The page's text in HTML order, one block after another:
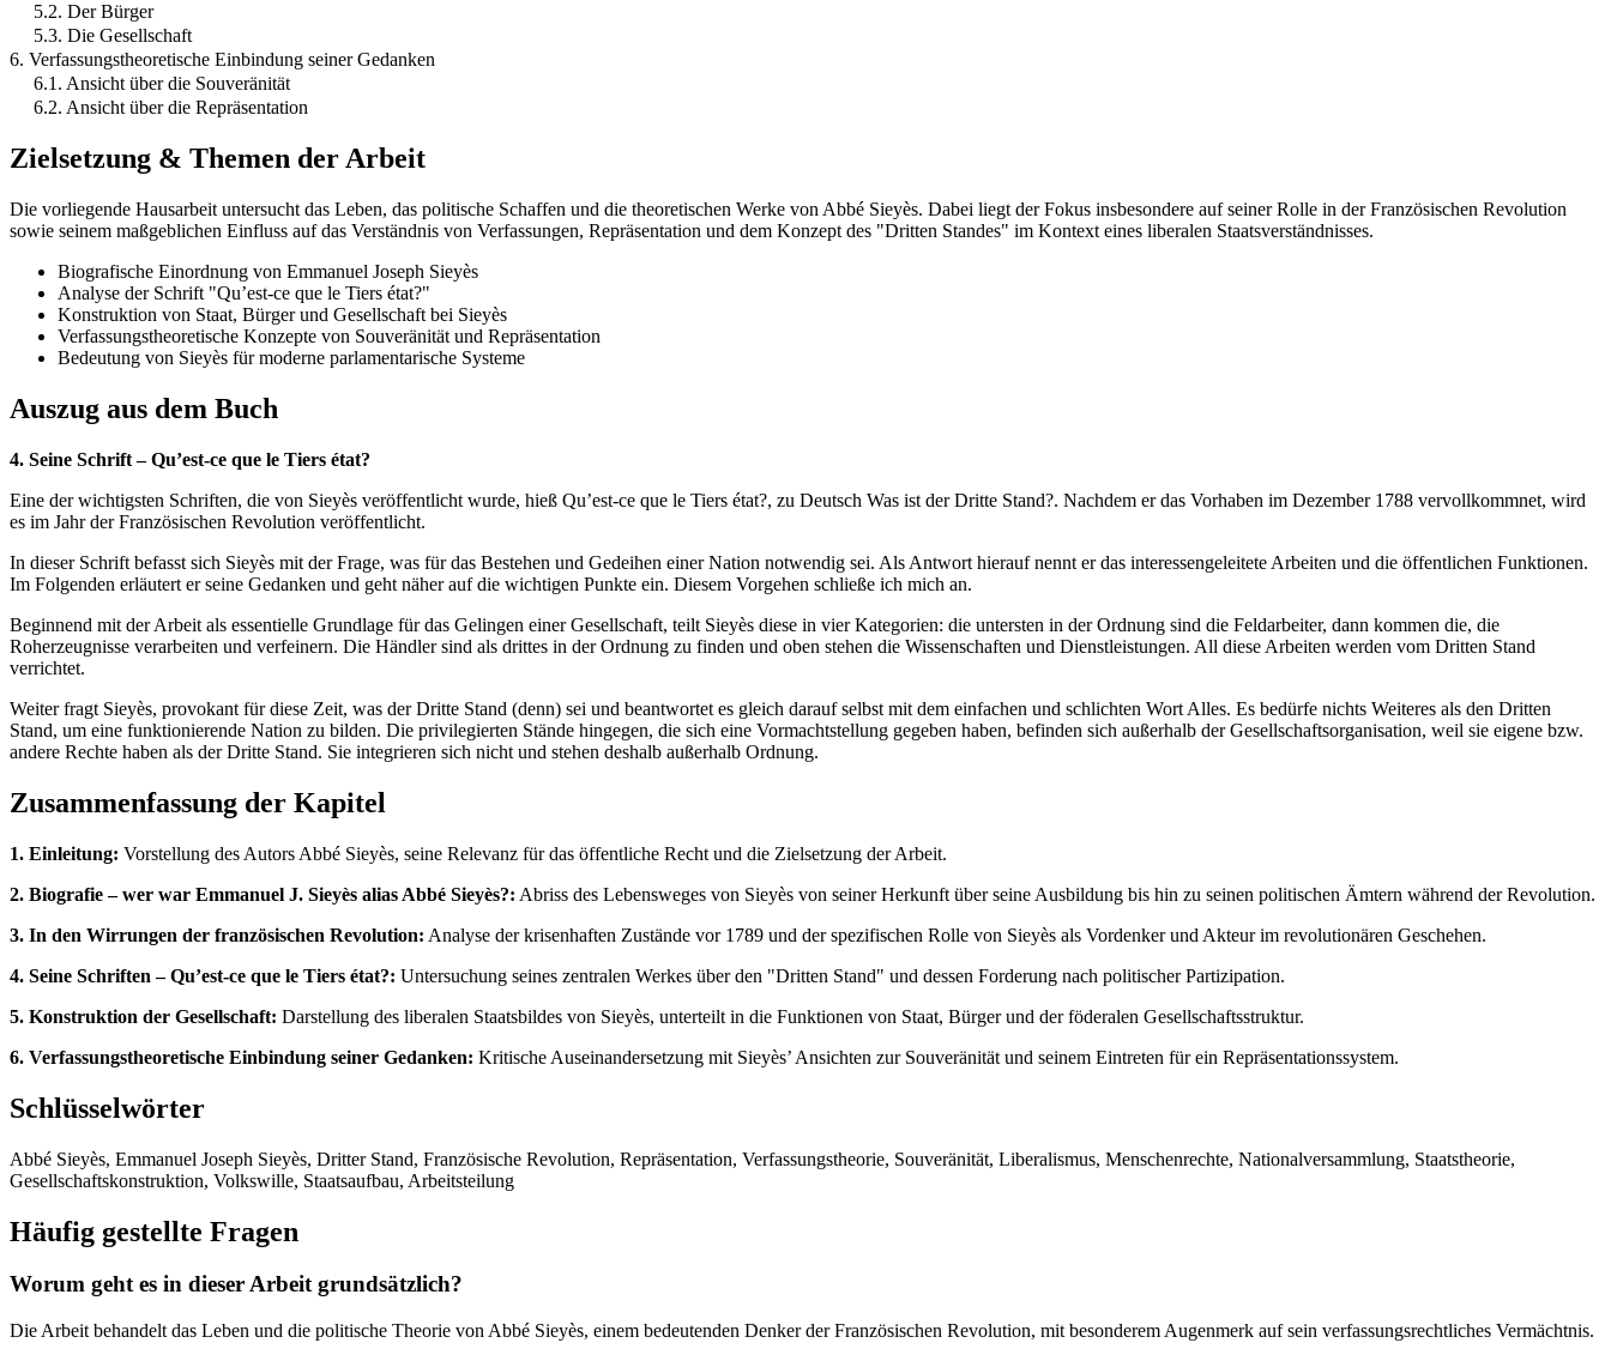
5.2. Der Bürger
5.3. Die Gesellschaft
6. Verfassungstheoretische Einbindung seiner Gedanken
6.1. Ansicht über die Souveränität
6.2. Ansicht über die Repräsentation
Zielsetzung & Themen der Arbeit
Die vorliegende Hausarbeit untersucht das Leben, das politische Schaffen und die theoretischen Werke von Abbé Sieyès. Dabei liegt der Fokus insbesondere auf seiner Rolle in der Französischen Revolution
sowie seinem maßgeblichen Einfluss auf das Verständnis von Verfassungen, Repräsentation und dem Konzept des "Dritten Standes" im Kontext eines liberalen Staatsverständnisses.
Biografische Einordnung von Emmanuel Joseph Sieyès
Analyse der Schrift "Qu’est-ce que le Tiers état?"
Konstruktion von Staat, Bürger und Gesellschaft bei Sieyès
Verfassungstheoretische Konzepte von Souveränität und Repräsentation
Bedeutung von Sieyès für moderne parlamentarische Systeme
Auszug aus dem Buch
4. Seine Schrift – Qu’est-ce que le Tiers état?
Eine der wichtigsten Schriften, die von Sieyès veröffentlicht wurde, hieß Qu’est-ce que le Tiers état?, zu Deutsch Was ist der Dritte Stand?. Nachdem er das Vorhaben im Dezember 1788 vervollkommnet, wird
es im Jahr der Französischen Revolution veröffentlicht.
In dieser Schrift befasst sich Sieyès mit der Frage, was für das Bestehen und Gedeihen einer Nation notwendig sei. Als Antwort hierauf nennt er das interessengeleitete Arbeiten und die öffentlichen Funktionen.
Im Folgenden erläutert er seine Gedanken und geht näher auf die wichtigen Punkte ein. Diesem Vorgehen schließe ich mich an.
Beginnend mit der Arbeit als essentielle Grundlage für das Gelingen einer Gesellschaft, teilt Sieyès diese in vier Kategorien: die untersten in der Ordnung sind die Feldarbeiter, dann kommen die, die
Roherzeugnisse verarbeiten und verfeinern. Die Händler sind als drittes in der Ordnung zu finden und oben stehen die Wissenschaften und Dienstleistungen. All diese Arbeiten werden vom Dritten Stand
verrichtet.
Weiter fragt Sieyès, provokant für diese Zeit, was der Dritte Stand (denn) sei und beantwortet es gleich darauf selbst mit dem einfachen und schlichten Wort Alles. Es bedürfe nichts Weiteres als den Dritten
Stand, um eine funktionierende Nation zu bilden. Die privilegierten Stände hingegen, die sich eine Vormachtstellung gegeben haben, befinden sich außerhalb der Gesellschaftsorganisation, weil sie eigene bzw.
andere Rechte haben als der Dritte Stand. Sie integrieren sich nicht und stehen deshalb außerhalb Ordnung.
Zusammenfassung der Kapitel
1. Einleitung: Vorstellung des Autors Abbé Sieyès, seine Relevanz für das öffentliche Recht und die Zielsetzung der Arbeit.
2. Biografie – wer war Emmanuel J. Sieyès alias Abbé Sieyès?: Abriss des Lebensweges von Sieyès von seiner Herkunft über seine Ausbildung bis hin zu seinen politischen Ämtern während der Revolution.
3. In den Wirrungen der französischen Revolution: Analyse der krisenhaften Zustände vor 1789 und der spezifischen Rolle von Sieyès als Vordenker und Akteur im revolutionären Geschehen.
4. Seine Schriften – Qu’est-ce que le Tiers état?: Untersuchung seines zentralen Werkes über den "Dritten Stand" und dessen Forderung nach politischer Partizipation.
5. Konstruktion der Gesellschaft: Darstellung des liberalen Staatsbildes von Sieyès, unterteilt in die Funktionen von Staat, Bürger und der föderalen Gesellschaftsstruktur.
6. Verfassungstheoretische Einbindung seiner Gedanken: Kritische Auseinandersetzung mit Sieyès’ Ansichten zur Souveränität und seinem Eintreten für ein Repräsentationssystem.
Schlüsselwörter
Abbé Sieyès, Emmanuel Joseph Sieyès, Dritter Stand, Französische Revolution, Repräsentation, Verfassungstheorie, Souveränität, Liberalismus, Menschenrechte, Nationalversammlung, Staatstheorie,
Gesellschaftskonstruktion, Volkswille, Staatsaufbau, Arbeitsteilung
Häufig gestellte Fragen
Worum geht es in dieser Arbeit grundsätzlich?
Die Arbeit behandelt das Leben und die politische Theorie von Abbé Sieyès, einem bedeutenden Denker der Französischen Revolution, mit besonderem Augenmerk auf sein verfassungsrechtliches Vermächtnis.